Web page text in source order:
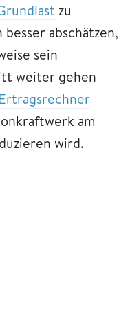
zu
abschätzen,
sein
weiter gehen
Ertragsrechner
am
wird.